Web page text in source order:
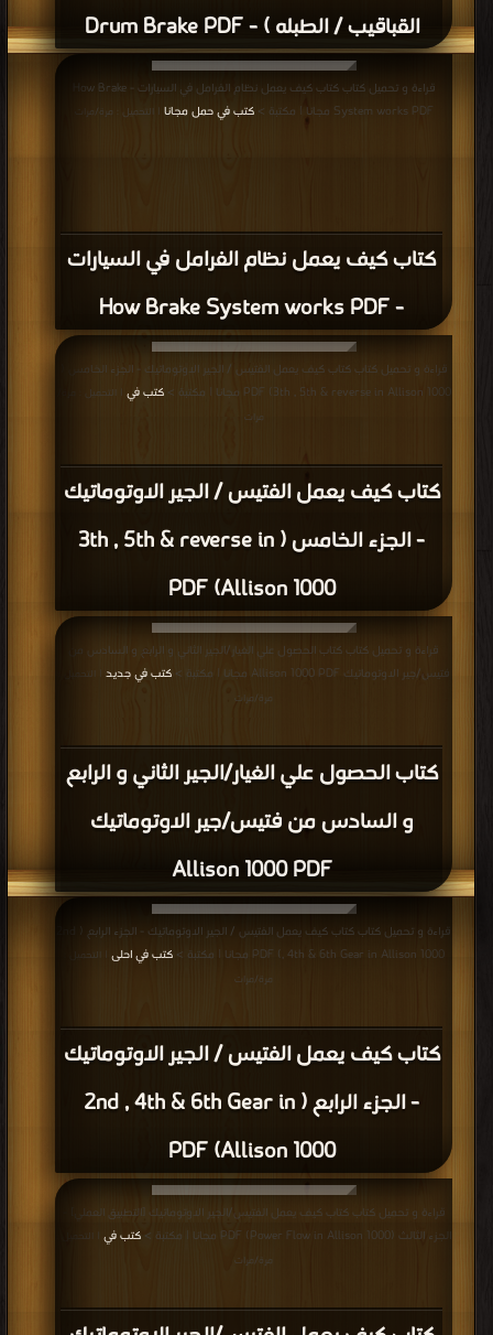
القباقيب / الطبله ) - Drum Brake PDF
كتاب كيف يعمل نظام الفرامل في السيارات
- How Brake System works PDF
قراءة و تحميل كتاب كتاب كيف يعمل نظام الفرامل في السيارات - How Brake
System works PDF مجانا | مكتبة >
كتب في حمل مجانا | التحميل : مرة/مرات
كتاب كيف يعمل الفتيس / الجير الاوتوماتيك
- الجزء الخامس ( 3th , 5th & reverse in
Allison 1000) PDF
قراءة و تحميل كتاب كتاب كيف يعمل الفتيس / الجير الاوتوماتيك - الجزء الخامس (
3th , 5th & reverse in Allison 1000) PDF مجانا | مكتبة >
كتب في
| التحميل : مرة/
مرات
كتاب الحصول علي الغيار/الجير الثاني و الرابع
و السادس من فتيس/جير الاوتوماتيك
Allison 1000 PDF
قراءة و تحميل كتاب كتاب الحصول علي الغيار/الجير الثاني و الرابع و السادس من
فتيس/جير الاوتوماتيك Allison 1000 PDF مجانا | مكتبة >
كتب في جديد | التحميل :
مرة/مرات
كتاب كيف يعمل الفتيس / الجير الاوتوماتيك
- الجزء الرابع ( 2nd , 4th & 6th Gear in
Allison 1000) PDF
, 4th & 6th Gear in Allison 1000) PDF مجانا | مكتبة >
كتب في احلى
| التحميل :
مرة/مرات
قراءة و تحميل كتاب كتاب كيف يعمل الفتيس/الجير الاوتوماتيك [التطبيق العملي] -
الجزء الثالث (Power Flow in Allison 1000) PDF مجانا | مكتبة >
كتب في
مرة/مرات